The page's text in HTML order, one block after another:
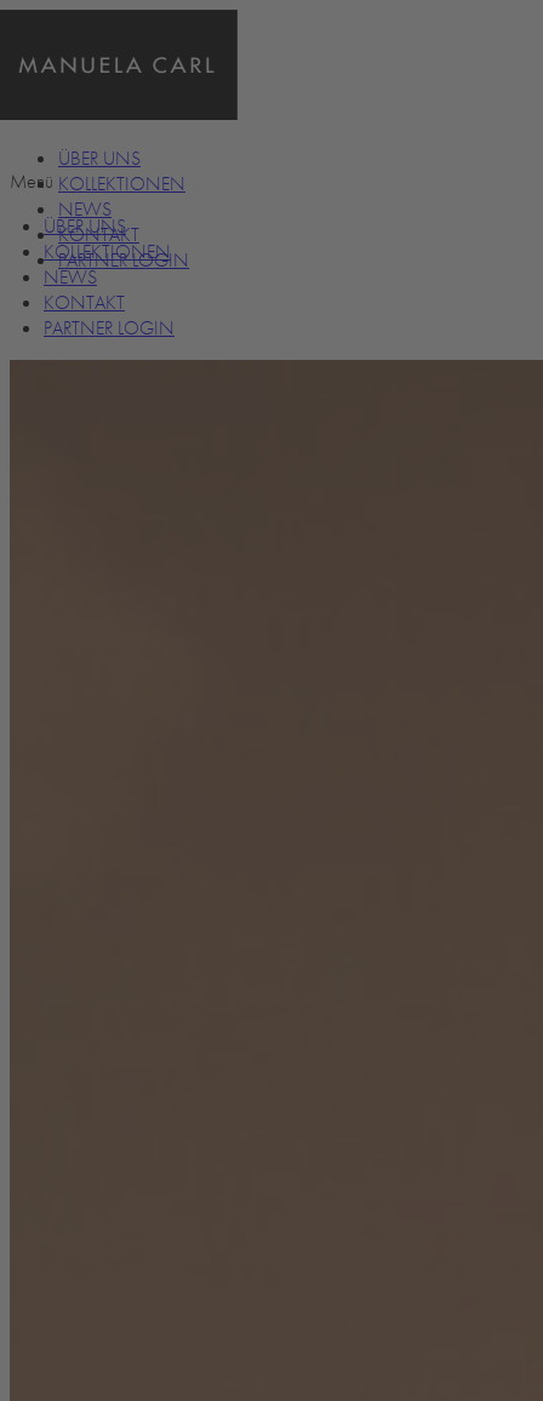
ÜBER UNS
KOLLEKTIONEN
NEWS
KONTAKT
PARTNER LOGIN
Menü
ÜBER UNS
KOLLEKTIONEN
NEWS
KONTAKT
PARTNER LOGIN